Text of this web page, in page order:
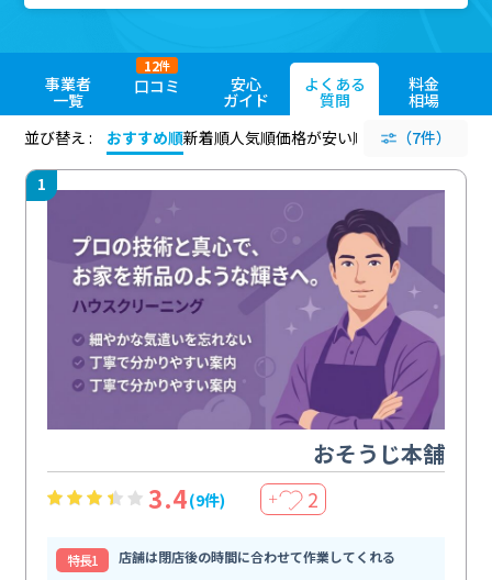
事業者
一覧
口コミ
12件
安心
ガイド
よくある
質問
料金
相場
並び替え :
おすすめ順新着順人気順価格が安い順 評価が高い順
（7件）
1
おそうじ本舗
3.4(9件) ＋ 2
特⻑1
店舗は閉店後の時間に合わせて作業してくれる